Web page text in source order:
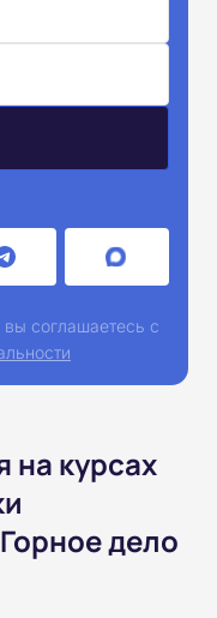
соглашаетесь с
на курсах
дело